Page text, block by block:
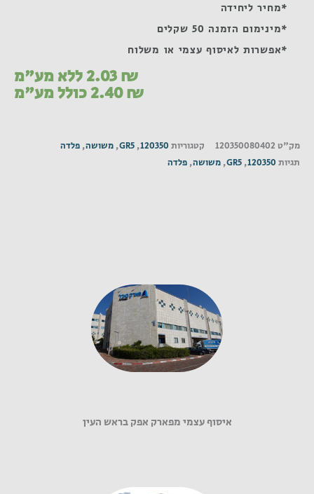
*מחיר ליחידה
*מינימום הזמנה 50 שקלים
*אפשרות לאיסוף עצמי או משלוח
2.03₪ ללא מע"מ
2.40₪ כולל מע"מ
מק"ט 120350080402 קטגוריות 120350
,
GR5
, משושה, פלדה
תגיות 120350
,
GR5
, משושה, פלדה
איסוף עצמי מפארק אפק בראש העין